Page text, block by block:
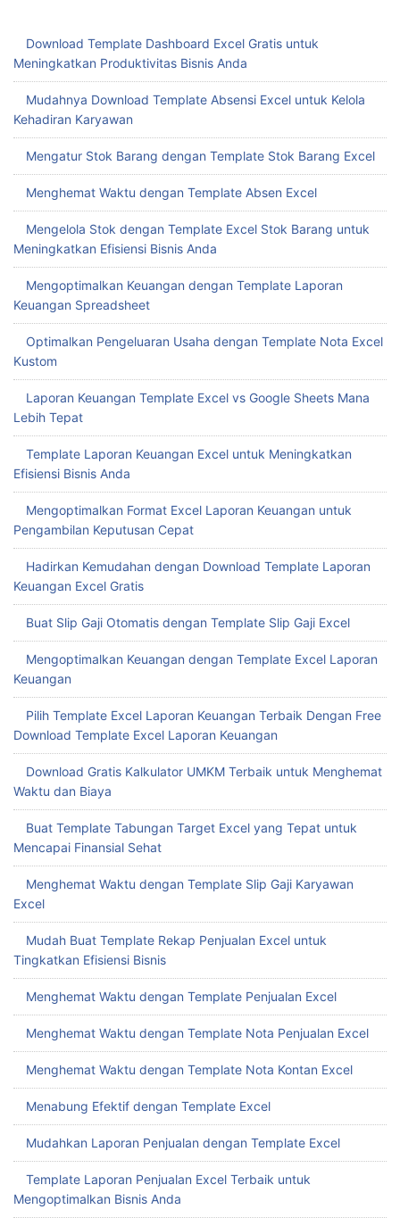
Download Template Dashboard Excel Gratis untuk
Meningkatkan Produktivitas Bisnis Anda
Mudahnya Download Template Absensi Excel untuk Kelola
Kehadiran Karyawan
Mengatur Stok Barang dengan Template Stok Barang Excel
Menghemat Waktu dengan Template Absen Excel
Mengelola Stok dengan Template Excel Stok Barang untuk
Meningkatkan Efisiensi Bisnis Anda
Mengoptimalkan Keuangan dengan Template Laporan
Keuangan Spreadsheet
Optimalkan Pengeluaran Usaha dengan Template Nota Excel
Kustom
Laporan Keuangan Template Excel vs Google Sheets Mana
Lebih Tepat
Template Laporan Keuangan Excel untuk Meningkatkan
Efisiensi Bisnis Anda
Mengoptimalkan Format Excel Laporan Keuangan untuk
Pengambilan Keputusan Cepat
Hadirkan Kemudahan dengan Download Template Laporan
Keuangan Excel Gratis
Buat Slip Gaji Otomatis dengan Template Slip Gaji Excel
Mengoptimalkan Keuangan dengan Template Excel Laporan
Keuangan
Pilih Template Excel Laporan Keuangan Terbaik Dengan Free
Download Template Excel Laporan Keuangan
Download Gratis Kalkulator UMKM Terbaik untuk Menghemat
Waktu dan Biaya
Buat Template Tabungan Target Excel yang Tepat untuk
Mencapai Finansial Sehat
Menghemat Waktu dengan Template Slip Gaji Karyawan
Excel
Mudah Buat Template Rekap Penjualan Excel untuk
Tingkatkan Efisiensi Bisnis
Menghemat Waktu dengan Template Penjualan Excel
Menghemat Waktu dengan Template Nota Penjualan Excel
Menghemat Waktu dengan Template Nota Kontan Excel
Menabung Efektif dengan Template Excel
Mudahkan Laporan Penjualan dengan Template Excel
Template Laporan Penjualan Excel Terbaik untuk
Mengoptimalkan Bisnis Anda